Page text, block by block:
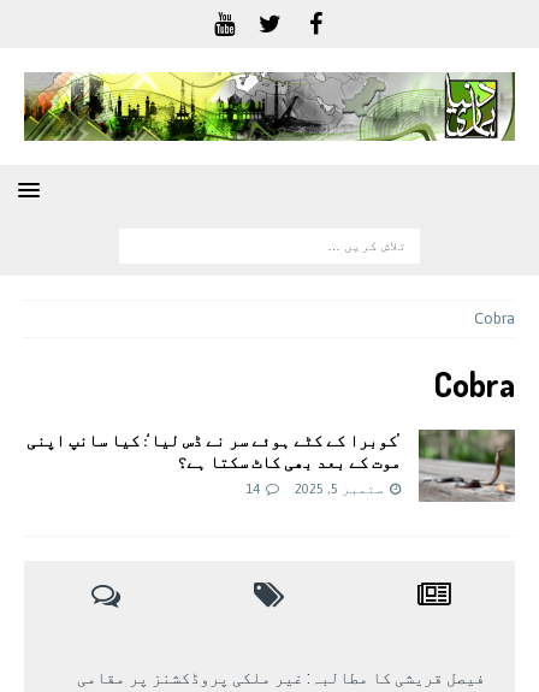
Cobra
Cobra
’کوبرا کے کٹے ہوئے سر نے ڈس لیا‘: کیا سانپ اپنی
موت کے بعد بھی کاٹ سکتا ہے؟
ستمبر 5, 2025 14
فیصل قریشی کا مطالبہ: غیر ملکی پروڈکشنز پر مقامی